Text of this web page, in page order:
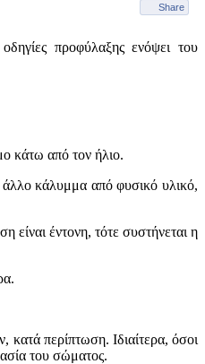
Share
προφύλαξης ενόψει του
κάτω από τον ήλιο.
άλλο κάλυμμα από φυσικό υλικό,
έντονη, τότε συστήνεται η
περίπτωση. Ιδιαίτερα, όσοι
του σώματος.